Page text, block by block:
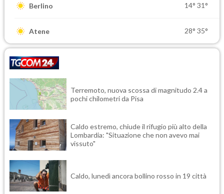
Berlino 14° 31°
Atene 28° 35°
Terremoto, nuova scossa di magnitudo 2.4 a
pochi chilometri da Pisa
Caldo estremo, chiude il rifugio più alto della
Lombardia: "Situazione che non avevo mai
vissuto"
Caldo, lunedì ancora bollino rosso in 19 città